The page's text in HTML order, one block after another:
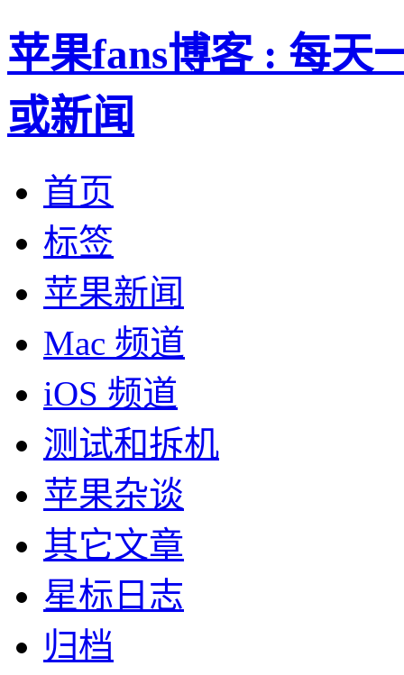
苹果fans博客 : 每天
或新闻
首页
标签
苹果新闻
Mac 频道
iOS 频道
测试和拆机
苹果杂谈
其它文章
星标日志
归档